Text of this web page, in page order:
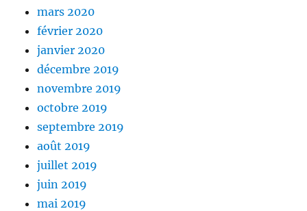
mars 2020
février 2020
janvier 2020
décembre 2019
novembre 2019
octobre 2019
septembre 2019
août 2019
juillet 2019
juin 2019
mai 2019